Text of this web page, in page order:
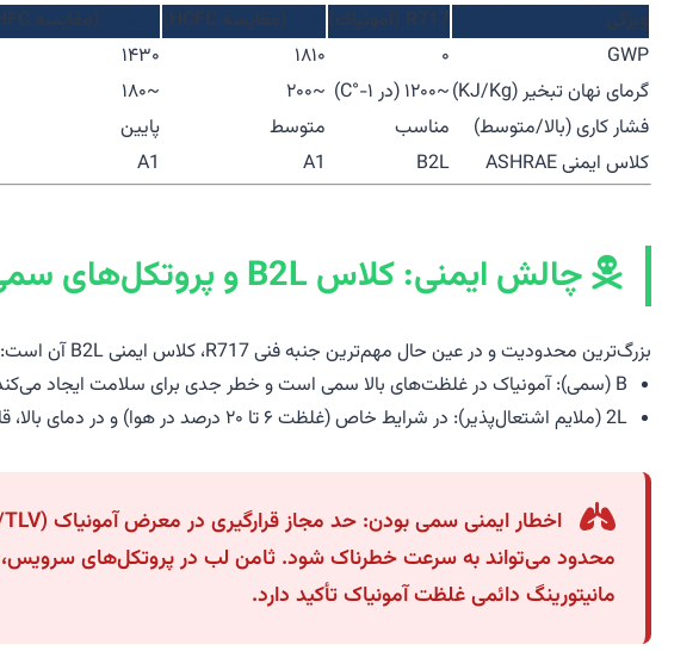
GWP
۰ ۱۸۱۰
۱۴۳۰
گرمای نهان تبخیر (KJ/Kg)
~۱۲۰۰ (در ۱-°C) ~۲۰۰
~۱۸۰
فشار کاری (بالا/متوسط)
مناسب متوسط
پایین
کلاس ایمنی ASHRAE
B2L
A1
A1
چالش ایمنی: کلاس B2L و پروتکل‌های سمی بودن (Toxicity)
بزرگ‌ترین محدودیت و در عین حال مهم‌ترین جنبه فنی R717، کلاس ایمنی B2L آن است:
B (سمی): آمونیاک در غلظت‌های بالا سمی است و خطر جدی برای سلامت ایجاد می‌کند.
2L (ملایم اشتعال‌پذیر): در شرایط خاص (غلظت ۶ تا ۲۰ درصد در هوا) و در دمای بالا، قابل اشتعال است.
مانیتورینگ دائمی غلظت آمونیاک تأکید دارد.